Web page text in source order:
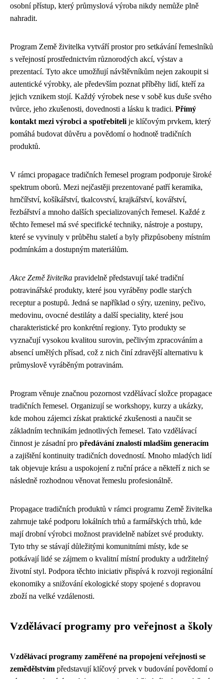
osobní přístup, který průmyslová výroba nikdy nemůže plně
nahradit.
Program Země živitelka vytváří prostor pro setkávání řemeslníků
s veřejností prostřednictvím různorodých akcí, výstav a
prezentací. Tyto akce umožňují návštěvníkům nejen zakoupit si
autentické výrobky, ale především poznat příběhy lidí, kteří za
jejich vznikem stojí. Každý výrobek nese v sobě kus duše svého
tvůrce, jeho zkušenosti, dovednosti a lásku k tradici. Přímý
kontakt mezi výrobci a spotřebiteli je klíčovým prvkem, který
pomáhá budovat důvěru a povědomí o hodnotě tradičních
produktů.
V rámci propagace tradičních řemesel program podporuje široké
spektrum oborů. Mezi nejčastěji prezentované patří keramika,
hrnčířství, košíkářství, tkalcovství, krajkářství, kovářství,
řezbářství a mnoho dalších specializovaných řemesel. Každé z
těchto řemesel má své specifické techniky, nástroje a postupy,
které se vyvinuly v průběhu staletí a byly přizpůsobeny místním
podmínkám a dostupným materiálům.
Akce Země živitelka pravidelně představují také tradiční
potravinářské produkty, které jsou vyráběny podle starých
receptur a postupů. Jedná se například o sýry, uzeniny, pečivo,
medovinu, ovocné destiláty a další speciality, které jsou
charakteristické pro konkrétní regiony. Tyto produkty se
vyznačují vysokou kvalitou surovin, pečlivým zpracováním a
absencí umělých přísad, což z nich činí zdravější alternativu k
průmyslově vyráběným potravinám.
Program věnuje značnou pozornost vzdělávací složce propagace
tradičních řemesel. Organizují se workshopy, kurzy a ukázky,
kde mohou zájemci získat praktické zkušenosti a naučit se
základním technikám jednotlivých řemesel. Tato vzdělávací
činnost je zásadní pro předávání znalostí mladším generacím
a zajištění kontinuity tradičních dovedností. Mnoho mladých lidí
tak objevuje krásu a uspokojení z ruční práce a někteří z nich se
následně rozhodnou věnovat řemeslu profesionálně.
Propagace tradičních produktů v rámci programu Země živitelka
zahrnuje také podporu lokálních trhů a farmářských trhů, kde
mají drobní výrobci možnost pravidelně nabízet své produkty.
Tyto trhy se stávají důležitými komunitními místy, kde se
potkávají lidé se zájmem o kvalitní místní produkty a udržitelný
životní styl. Podpora těchto iniciativ přispívá k rozvoji regionální
ekonomiky a snižování ekologické stopy spojené s dopravou
zboží na velké vzdálenosti.
Vzdělávací programy pro veřejnost a školy
Vzdělávací programy zaměřené na propojení veřejnosti se
zemědělstvím představují klíčový prvek v budování povědomí o